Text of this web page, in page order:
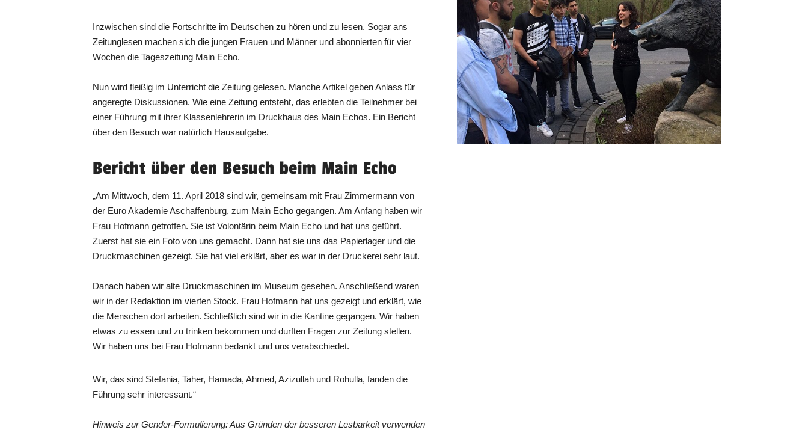
Inzwischen sind die Fortschritte im Deutschen zu hören und zu lesen. Sogar ans
Zeitunglesen machen sich die jungen Frauen und Männer und abonnierten für vier
Wochen die Tageszeitung Main Echo.
Nun wird fleißig im Unterricht die Zeitung gelesen. Manche Artikel geben Anlass für
angeregte Diskussionen. Wie eine Zeitung entsteht, das erlebten die Teilnehmer bei
einer Führung mit ihrer Klassenlehrerin im Druckhaus des Main Echos. Ein Bericht
über den Besuch war natürlich Hausaufgabe.
Bericht über den Besuch beim Main Echo
„Am Mittwoch, dem 11. April 2018 sind wir, gemeinsam mit Frau Zimmermann von
der Euro Akademie Aschaffenburg, zum Main Echo gegangen. Am Anfang haben wir
Frau Hofmann getroffen. Sie ist Volontärin beim Main Echo und hat uns geführt.
Zuerst hat sie ein Foto von uns gemacht. Dann hat sie uns das Papierlager und die
Druckmaschinen gezeigt. Sie hat viel erklärt, aber es war in der Druckerei sehr laut.
Danach haben wir alte Druckmaschinen im Museum gesehen. Anschließend waren
wir in der Redaktion im vierten Stock. Frau Hofmann hat uns gezeigt und erklärt, wie
die Menschen dort arbeiten. Schließlich sind wir in die Kantine gegangen. Wir haben
etwas zu essen und zu trinken bekommen und durften Fragen zur Zeitung stellen.
Wir haben uns bei Frau Hofmann bedankt und uns verabschiedet.
Wir, das sind Stefania, Taher, Hamada, Ahmed, Azizullah und Rohulla, fanden die
Führung sehr interessant.“
Hinweis zur Gender-Formulierung: Aus Gründen der besseren Lesbarkeit verwenden